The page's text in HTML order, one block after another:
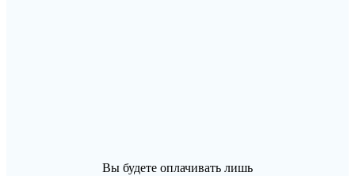
Вы будете оплачивать лишь